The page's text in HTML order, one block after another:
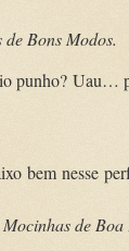
Bons Modos.
Uau…
bem nesse
de Boa